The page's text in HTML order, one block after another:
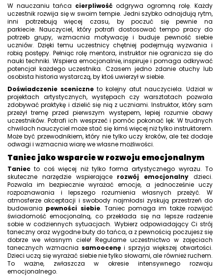
W nauczaniu tańca cierpliwość odgrywa ogromną rolę. Każdy
uczestnik rozwija się w swoim tempie. Jedni szybko odnajdują rytm,
inni potrzebują więcej czasu, by poczuć się pewnie na
parkiecie. Nauczyciel, który potrafi dostosować tempo pracy do
potrzeb grupy, wzmacnia motywację i buduje pewność siebie
uczniów. Dzięki temu uczestnicy chętniej podejmują wyzwania i
robią postępy. Pełniąc rolę mentora, instruktor nie ogranicza się do
nauki techniki. Wspiera emocjonalnie, inspiruje i pomaga odkrywać
potencjał każdego uczestnika. Czasem jedno zdanie otuchy lub
osobista historia wystarczą, by ktoś uwierzył w siebie.
Doświadczenie sceniczne to kolejny atut nauczyciela. Udział w
projektach artystycznych, występach czy warsztatach pozwala
zdobywać praktykę i dzielić się nią z uczniami. Instruktor, który sam
przeżył tremę przed pierwszym występem, lepiej rozumie obawy
uczestników. Potrafi ich wesprzeć i pomóc pokonać lęk. W trudnych
chwilach nauczyciel może stać się kimś więcej niż tylko instruktorem.
Może być przewodnikiem, który nie tylko uczy kroków, ale też dodaje
odwagi i wzmacnia wiarę we własne możliwości.
Taniec jako wsparcie w rozwoju emocjonalnym
Taniec to coś więcej niż tylko forma artystycznego wyrazu. To
skuteczne narzędzie wspierające rozwój emocjonalny dzieci.
Pozwala im bezpiecznie wyrażać emocje, a jednocześnie uczy
rozpoznawania i lepszego rozumienia własnych przeżyć. W
atmosferze akceptacji i swobody najmłodsi zyskują przestrzeń do
budowania pewności siebie. Taniec pomaga im także rozwijać
świadomość emocjonalną, co przekłada się na lepsze radzenie
sobie w codziennych sytuacjach. Wybierz odpowiadający Ci strój
tanecznyoraz wygodnebuty do tańca, a z pewnością poczujesz się
dobrze we własnym ciele! Regularne uczestnictwo w zajęciach
tanecznych wzmacnia samoocenę i sprzyja większej otwartości.
Dzieci uczą się wyrażać siebie nie tylko słowami, ale również ruchem.
To ważne, zwłaszcza w okresie intensywnego rozwoju
emocjonalnego.